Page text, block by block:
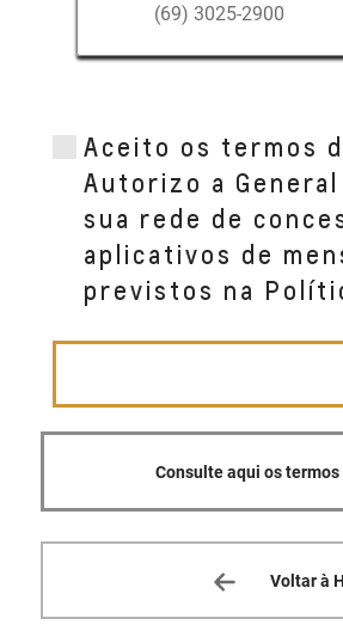
(69) 3025-2900
Aceito os termos
Autorizo a
sua rede de
aplicativos de
previstos na
Consulte aqui os
Voltar à